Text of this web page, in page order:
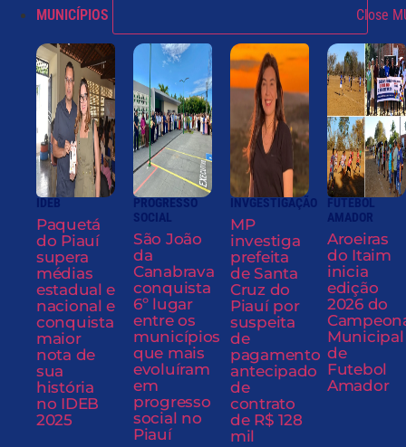
MUNICÍPIOS Close
IDEB
Paquetá
do Piauí
supera
médias
estadual e
nacional e
conquista
maior
nota de
sua
história
no IDEB
2025
PROGRESSO
SOCIAL
São João
da
Canabrava
conquista
6º lugar
entre os
municípios
que mais
evoluíram
em
progresso
social no
Piauí
INVGESTIGAÇÃO
MP
investiga
prefeita
de Santa
Cruz do
Piauí por
suspeita
de
pagamento
antecipado
de
contrato
de R$ 128
mil
FUTEBOL
AMADOR
Aroeiras
do Itaim
inicia
edição
2026 do
Municipal
de
Futebol
Amador